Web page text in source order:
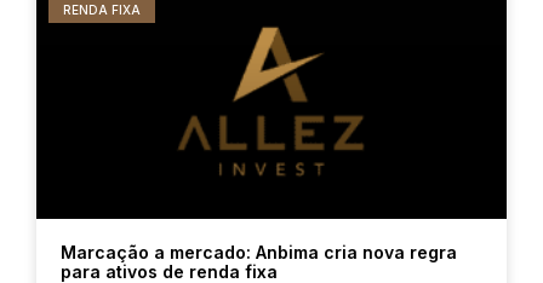
RENDA FIXA
Marcação a mercado: Anbima cria nova regra
para ativos de renda fixa